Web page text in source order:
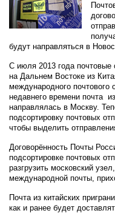
будут направляться в
С июля 2013 года почтовые
на Дальнем Востоке из
международного
недавнего времени почта
направлялась в Москву.
подсортировку почтовых
чтобы выделить
Договорённость Почты
подсортировке почтовых
разгрузить московский
международной почты,
Почта из китайских
как и ранее будет